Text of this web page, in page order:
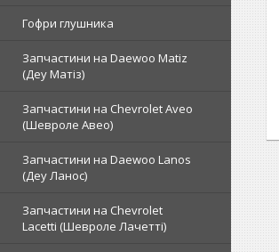
Гофри глушника
Запчастини на Daewoo Matiz
(Деу Матіз)
Запчастини на Chevrolet Aveo
(Шевроле Авео)
Запчастини на Daewoo Lanos
(Деу Ланос)
Запчастини на Chevrolet
Lacetti (Шевроле Лачетті)